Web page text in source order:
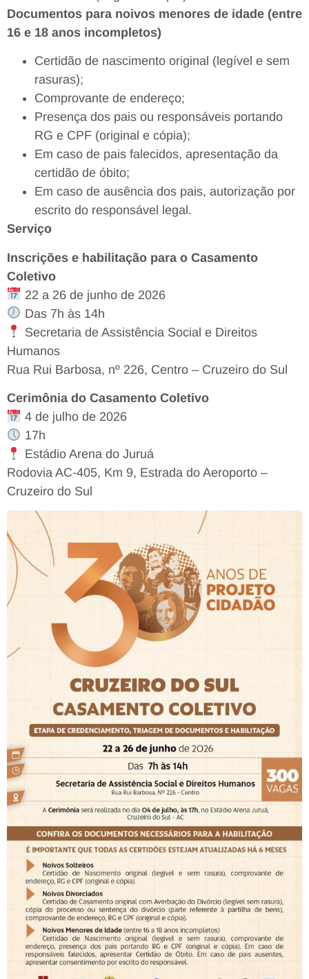
Documentos para noivos menores de idade (entre
16 e 18 anos incompletos)
Certidão de nascimento original (legível e sem
rasuras);
Comprovante de endereço;
Presença dos pais ou responsáveis portando
RG e CPF (original e cópia);
Em caso de pais falecidos, apresentação da
certidão de óbito;
Em caso de ausência dos pais, autorização por
escrito do responsável legal.
Serviço
Inscrições e habilitação para o Casamento
Coletivo
22 a 26 de junho de 2026
Das 7h às 14h
Secretaria de Assistência Social e Direitos
Humanos
Rua Rui Barbosa, nº 226, Centro – Cruzeiro do Sul
Cerimônia do Casamento Coletivo
4 de julho de 2026
17h
Estádio Arena do Juruá
Rodovia AC-405, Km 9, Estrada do Aeroporto –
Cruzeiro do Sul